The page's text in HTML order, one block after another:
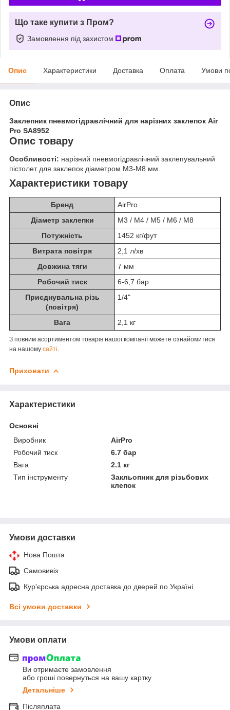
Що таке купити з Пром?
Замовлення під захистом
Опис Характеристики Доставка Оплата Умови
Опис
Заклепник пневмогідравлічний для нарізних заклепок Air
Pro SA8952
Опис товару
Особливості: нарізний пневмогідравлічний заклепувальний
пістолет для заклепок діаметром M3-M8 мм.
Характеристики товару
Бренд
AirPro
Діаметр заклепки
М3 / М4 / М5 / М6 / М8
Потужність
1452 кг/фут
Витрата повітря
2,1 л/хв
Довжина тяги
7 мм
Робочий тиск
6-6,7 бар
Приєднувальна різь
(повітря)
1/4"
Вага 2,1 кг
З повним асортиментом товарів нашої компанії можете ознайомитися
на нашому сайті.
Приховати
Характеристики
Основні
Виробник
AirPro
Робочий тиск
6.7 бар
Вага
2.1 кг
Тип інструменту
Закльопник для різьбових
клепок
Умови доставки
Нова Пошта
Самовивіз
Кур'єрська адресна доставка до дверей по Україні
Всі умови доставки
Умови оплати
Ви отримаєте замовлення
або гроші повернуться на вашу картку
Детальніше
Післяплата